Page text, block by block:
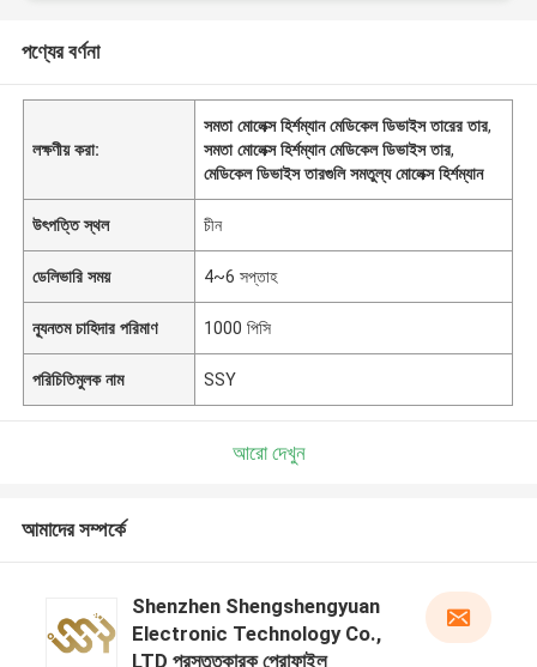
পণ্যের বর্ণনা
লক্ষণীয় করা:
সমতা মোলেক্স হির্শম্যান মেডিকেল ডিভাইস তারের তার,
সমতা মোলেক্স হির্শম্যান মেডিকেল ডিভাইস তার,
মেডিকেল ডিভাইস তারগুলি সমতুল্য মোলেক্স হির্শম্যান
উৎপত্তি স্থল চীন
ডেলিভারি সময় 4~6 সপ্তাহ
ন্যূনতম চাহিদার পরিমাণ 1000 পিসি
পরিচিতিমুলক নাম SSY
আরো দেখুন
আমাদের সম্পর্কে
Shenzhen Shengshengyuan
Electronic Technology Co.,
LTD প্রস্তুতকারক প্রোফাইল